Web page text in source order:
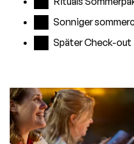
Sonniger
Später Check-out